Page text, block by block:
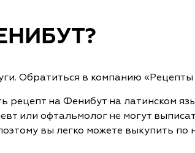
Обратиться в компанию
рецепт на Фенибут на латинском
или офтальмолог не могут
вы легко можете выкупить по